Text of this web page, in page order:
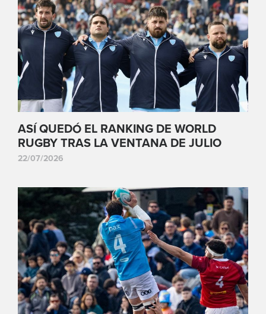
ASÍ QUEDÓ EL RANKING DE WORLD
RUGBY TRAS LA VENTANA DE JULIO
22/07/2026